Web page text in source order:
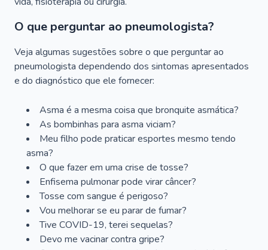
O que perguntar ao pneumologista?
Veja algumas sugestões sobre o que perguntar ao
pneumologista dependendo dos sintomas apresentados
e do diagnóstico que ele fornecer:
Asma é a mesma coisa que bronquite asmática?
As bombinhas para asma viciam?
Meu filho pode praticar esportes mesmo tendo
asma?
O que fazer em uma crise de tosse?
Enfisema pulmonar pode virar câncer?
Tosse com sangue é perigoso?
Vou melhorar se eu parar de fumar?
Tive COVID-19, terei sequelas?
Devo me vacinar contra gripe?